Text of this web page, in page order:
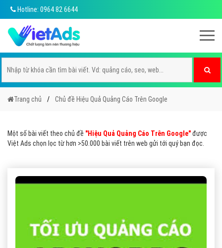
Hotline: 0964 82 6644
Trang chủ Chủ đề Hiệu Quả Quảng Cáo Trên Google
Một số bài viết theo chủ đề "Hiệu Quả Quảng Cáo Trên Google"được
Việt Ads chọn lọc từ hơn >50.000 bài viết trên web gửi tới quý bạn đọc.